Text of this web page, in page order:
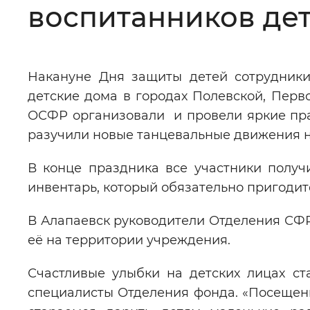
Цвет сайта: Монохромный
Изображения: Включены
Звуковой ассистент:
Вернуть стандартные настройки
воспитанников
Накануне Дня защиты детей
детские дома в городах Полевской,
ОСФР организовали и провели яркие
разучили новые танцевальные движения
В конце праздника все участники
инвентарь, который обязательно
В Алапаевск руководители Отделения
её на территории учреждения.
Счастливые улыбки на детских лицах
специалисты Отделения фонда.